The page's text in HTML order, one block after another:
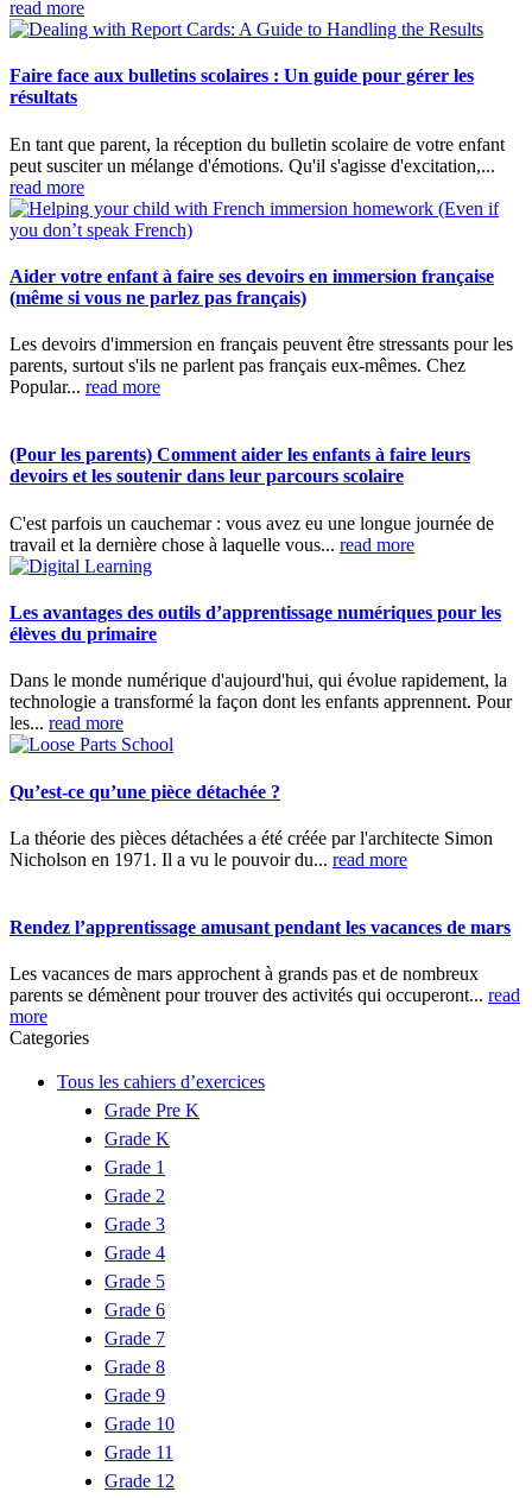
read more
Faire face aux bulletins scolaires : Un guide pour gérer les
résultats
En tant que parent, la réception du bulletin scolaire de votre enfant
peut susciter un mélange d'émotions. Qu'il s'agisse d'excitation,...
read more
Aider votre enfant à faire ses devoirs en immersion française
(même si vous ne parlez pas français)
Les devoirs d'immersion en français peuvent être stressants pour les
parents, surtout s'ils ne parlent pas français eux-mêmes. Chez
Popular... read more
(Pour les parents) Comment aider les enfants à faire leurs
devoirs et les soutenir dans leur parcours scolaire
C'est parfois un cauchemar : vous avez eu une longue journée de
travail et la dernière chose à laquelle vous... read more
Les avantages des outils d’apprentissage numériques pour les
élèves du primaire
Dans le monde numérique d'aujourd'hui, qui évolue rapidement, la
technologie a transformé la façon dont les enfants apprennent. Pour
les... read more
Qu’est-ce qu’une pièce détachée ?
La théorie des pièces détachées a été créée par l'architecte Simon
Nicholson en 1971. Il a vu le pouvoir du... read more
Rendez l’apprentissage amusant pendant les vacances de mars
Les vacances de mars approchent à grands pas et de nombreux
parents se démènent pour trouver des activités qui occuperont... read
more
Categories
Tous les cahiers d’exercices
Grade Pre K
Grade K
Grade 1
Grade 2
Grade 3
Grade 4
Grade 5
Grade 6
Grade 7
Grade 8
Grade 9
Grade 10
Grade 11
Grade 12